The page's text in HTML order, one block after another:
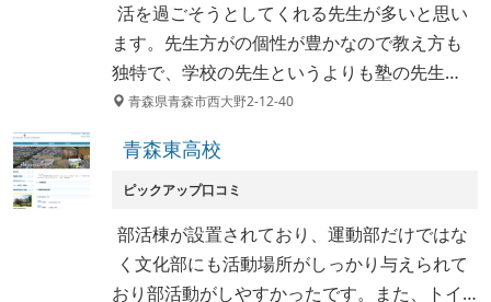
活を過ごそうとしてくれる先生が多いと思い
ます。先生方がの個性が豊かなので教え方も
独特で、学校の先生というよりも塾の先生…
青森県青森市西大野2-12-40
青森東高校
ピックアップ口コミ
部活棟が設置されており、運動部だけではな
く文化部にも活動場所がしっかり与えられて
おり部活動がしやすかったです。また、トイ…